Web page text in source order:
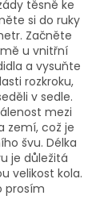
těsně ke
si do ruky
Začněte
u vnitřní
a vysuňte
rozkroku,
v sedle.
mezi
zemí, což je
švu. Délka
je důležitá
velikost kola.
prosím